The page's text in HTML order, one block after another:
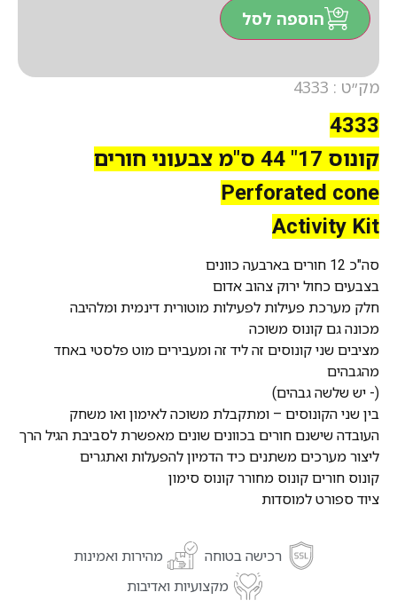
מק״ט : 4333
4333
קונוס 17" 44 ס"מ צבעוני חורים
Perforated cone
Activity Kit
סה"כ 12 חורים בארבעה כוונים
בצבעים כחול ירוק צהוב אדום
חלק מערכת פעילות לפעילות מוטורית דינמית ומלהיבה
מכונה גם קונוס משוכה
מציבים שני קונוסים זה ליד זה ומעבירים מוט פלסטי באחד
מהגבהים
(- יש שלשה גבהים)
בין שני הקונוסים – ומתקבלת משוכה לאימון ואו משחק
העובדה שישנם חורים בכוונים שונים מאפשרת לסביבת הגיל הרך
ליצור מערכים משתנים כיד הדמיון להפעלות ואתגרים
קונוס חורים קונוס מחורר קונוס סימון
ציוד ספורט למוסדות
הוספה לסל
רכישה בטוחה
מהירות ואמינות
מקצועיות ואדיבות